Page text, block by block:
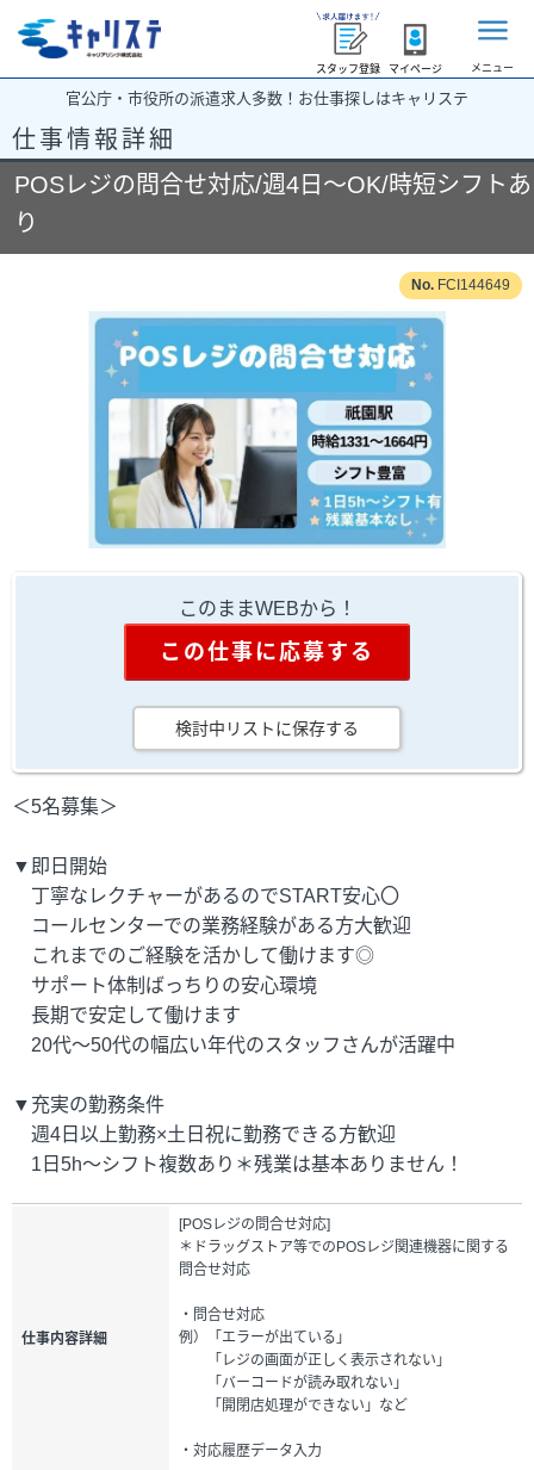
スタッフ登録 マイページ メニュー
官公庁・市役所の派遣求人多数！お仕事探しはキャリステ
仕事情報詳細
POSレジの問合せ対応/週4日～OK/時短シフトあ
り
FCI144649
このままWEBから！
この仕事に応募する
検討中リストに保存する
＜5名募集＞
▼即日開始
丁寧なレクチャーがあるのでSTART安心〇
コールセンターでの業務経験がある方大歓迎
これまでのご経験を活かして働けます◎
サポート体制ばっちりの安心環境
長期で安定して働けます
20代～50代の幅広い年代のスタッフさんが活躍中
▼充実の勤務条件
週4日以上勤務×土日祝に勤務できる方歓迎
1日5h～シフト複数あり＊残業は基本ありません！
仕事内容詳細
[POSレジの問合せ対応]
＊ドラッグストア等でのPOSレジ関連機器に関する
問合せ対応
・問合せ対応
例）「エラーが出ている」
「レジの画面が正しく表示されない」
「バーコードが読み取れない」
「開閉店処理ができない」など
・対応履歴データ入力